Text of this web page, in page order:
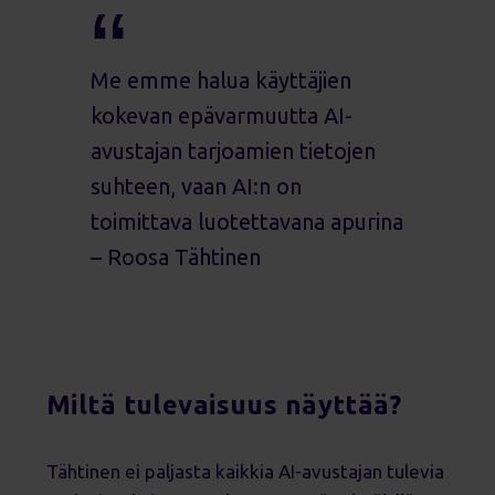
Me emme halua käyttäjien
kokevan epävarmuutta AI-
avustajan tarjoamien tietojen
suhteen, vaan AI:n on
toimittava luotettavana apurina
– Roosa Tähtinen
Miltä tulevaisuus näyttää?
Tähtinen ei paljasta kaikkia AI-avustajan tulevia